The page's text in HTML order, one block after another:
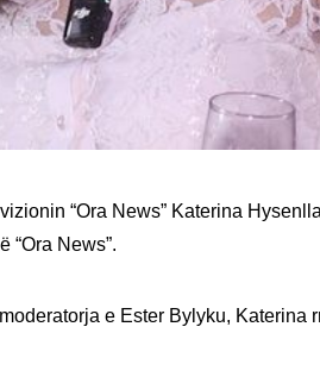
“Ora News” Katerina
“Ora News”.
e Ester Bylyku, Katerina